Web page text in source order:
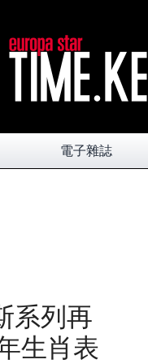
電子雜誌
系列再
生肖表